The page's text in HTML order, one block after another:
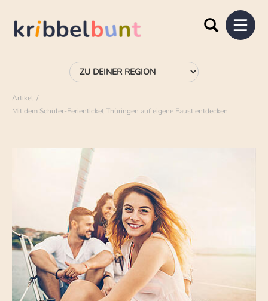
Artikel
Mit dem Schüler-Ferienticket Thüringen auf eigene Faust entdecken